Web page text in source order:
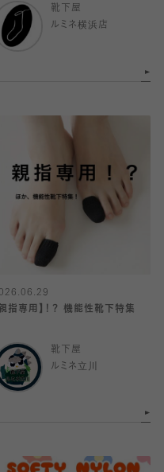
靴下屋
ルミネ横浜店
親指専用】！？ 機能性靴下特集
靴下屋
ルミネ立川